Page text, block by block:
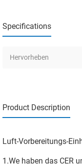
Specifications
Hervorheben
Product Description
Luft-Vorbereitungs-
1.We haben das CER